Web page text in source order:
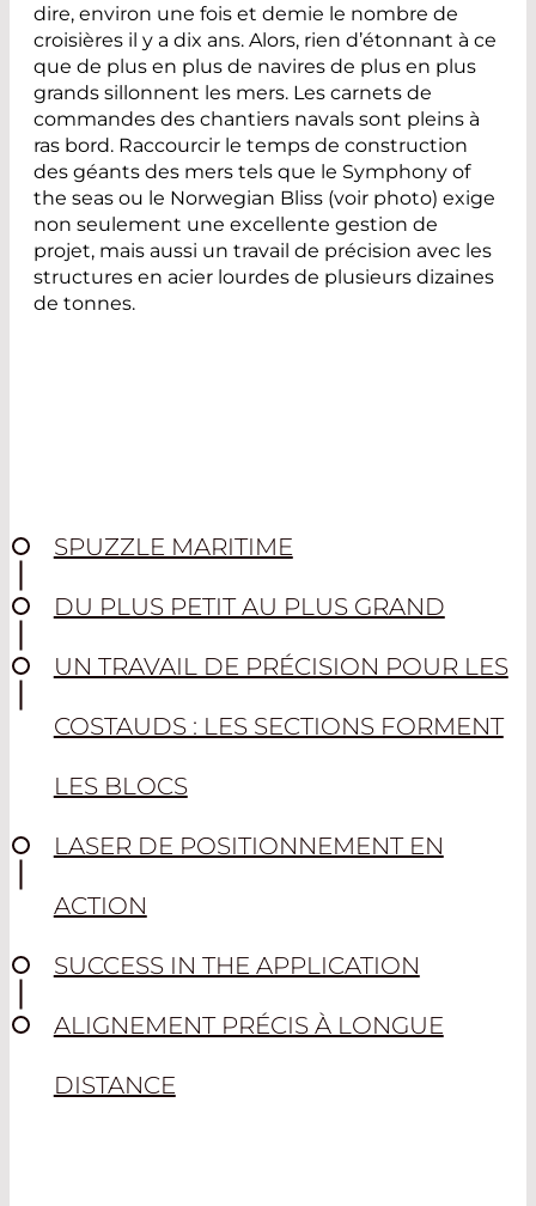
dire, environ une fois et demie le nombre de
croisières il y a dix ans. Alors, rien d’étonnant à ce
que de plus en plus de navires de plus en plus
grands sillonnent les mers. Les carnets de
commandes des chantiers navals sont pleins à
ras bord. Raccourcir le temps de construction
des géants des mers tels que le Symphony of
the seas ou le Norwegian Bliss (voir photo) exige
non seulement une excellente gestion de
projet, mais aussi un travail de précision avec les
structures en acier lourdes de plusieurs dizaines
de tonnes.
SPUZZLE MARITIME
DU PLUS PETIT AU PLUS GRAND
UN TRAVAIL DE PRÉCISION POUR LES
COSTAUDS : LES SECTIONS FORMENT
LES BLOCS
LASER DE POSITIONNEMENT EN
ACTION
SUCCESS IN THE APPLICATION
ALIGNEMENT PRÉCIS À LONGUE
DISTANCE